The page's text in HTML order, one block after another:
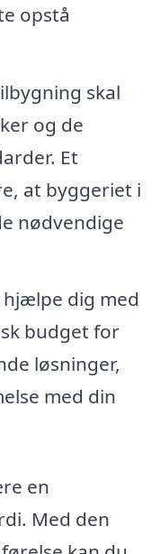
opstå
skal
og de
Et
at byggeriet i
nødvendige
hjælpe dig med
budget for
løsninger,
med din
en
Med den